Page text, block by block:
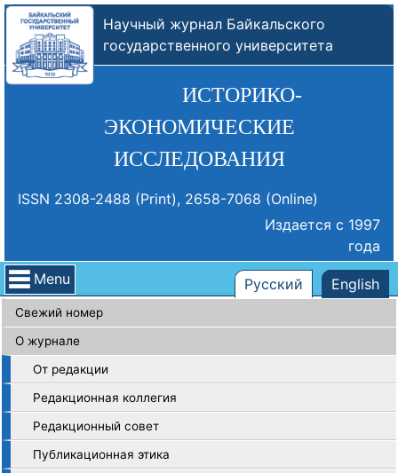
Научный журнал Байкальского
государственного университета
ИСТОРИКО-
ЭКОНОМИЧЕСКИЕ
ИССЛЕДОВАНИЯ
ISSN 2308-2488 (Print), 2658-7068 (Online)
Издается с 1997
года
Menu
Русский English
Свежий номер
О журнале
От редакции
Редакционная коллегия
Редакционный совет
Публикационная этика